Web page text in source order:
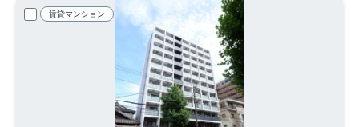
賃貸マンション